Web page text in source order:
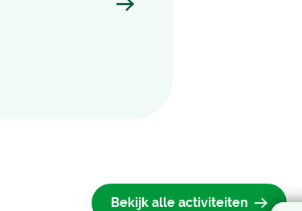
Bekijk alle activiteiten